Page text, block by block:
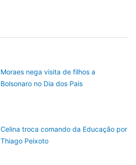
Moraes nega visita de filhos a
Bolsonaro no Dia dos Pais
Celina troca comando da Educação por
Thiago Peixoto